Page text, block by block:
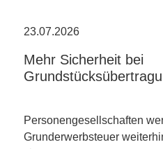
23.07.2026
Mehr Sicherheit bei
Personengesellschaften
Grunderwerbsteuer